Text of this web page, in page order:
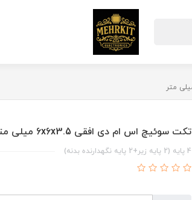
تکت سوئیچ اس ام دی افقی 6x6x3.5 میلی متر
4 پایه (2 پایه زیر+2 پایه نگهدارنده بدنه)